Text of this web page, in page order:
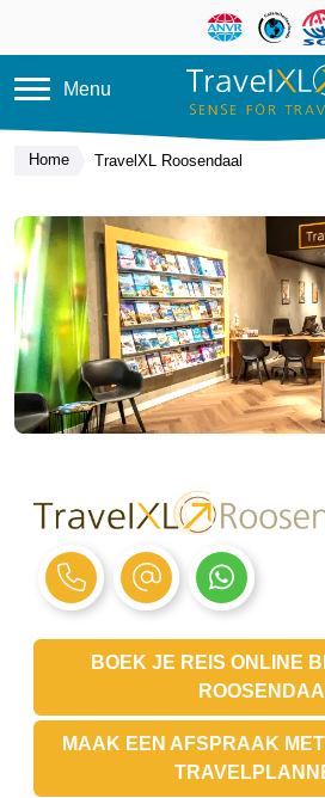
Menu
Home TravelXL Roosendaal
BOEK JE REIS ONLINE
MAAK EEN AFSPRAAK